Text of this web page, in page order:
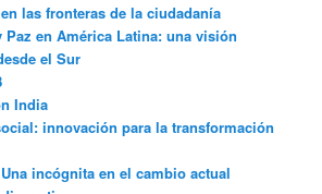
las fronteras de la ciudadanía
Paz en América Latina: una visión
el Sur
India
innovación para la transformación
incógnita en el cambio actual